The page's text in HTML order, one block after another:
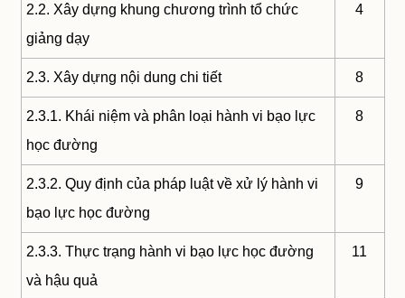
2.2. Xây dựng khung chương trình tổ chức
giảng dạy
4
2.3. Xây dựng nội dung chi tiết 8
2.3.1. Khái niệm và phân loại hành vi bạo lực
học đường
8
2.3.2. Quy định của pháp luật về xử lý hành vi
bạo lực học đường
9
2.3.3. Thực trạng hành vi bạo lực học đường
và hậu quả
11